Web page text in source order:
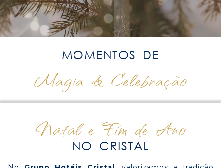
MOMENTOS DE
Magia & Celebração
Natal e Fim de Ano
NO CRISTAL